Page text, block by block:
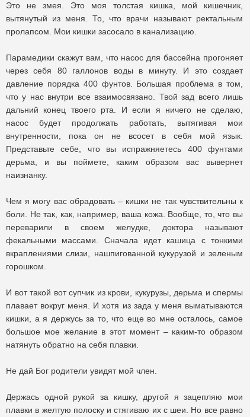
Это не змея. Это моя толстая кишка, мой кишечник,
вытянутый из меня. То, что врачи называют ректальным
пролапсом. Мои кишки засосало в канализацию.
Парамедики скажут вам, что насос для бассейна прогоняет
через себя 80 галлонов воды в минуту. И это создает
давление порядка 400 фунтов. Большая проблема в том,
что у нас внутри все взаимосвязано. Твой зад всего лишь
дальний конец твоего рта. И если я ничего не сделаю,
насос будет продолжать работать, вытягивая мои
внутренности, пока он не всосет в себя мой язык.
Представьте себе, что вы испражняетесь 400 фунтами
дерьма, и вы поймете, каким образом вас вывернет
наизнанку.
Чем я могу вас обрадовать – кишки не так чувствительны к
боли. Не так, как, например, ваша кожа. Вообще, то, что вы
переварили в своем желудке, доктора называют
фекальными массами. Сначала идет кашица с тонкими
вкраплениями слизи, нашпигованной кукурузой и зеленым
горошком.
И вот такой вот супчик из крови, кукурузы, дерьма и спермы
плавает вокруг меня. И хотя из зада у меня выматываются
кишки, а я держусь за то, что еще во мне осталось, самое
большое мое желание в этот момент – каким-то образом
натянуть обратно на себя плавки.
Не дай Бог родители увидят мой член.
Держась одной рукой за кишку, другой я зацепляю мои
плавки в желтую полоску и стягиваю их с шеи. Но все равно